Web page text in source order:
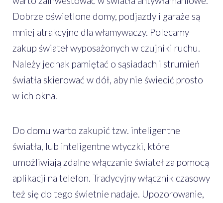
Dobrze oświetlone domy, podjazdy i garaże są
mniej atrakcyjne dla włamywaczy. Polecamy
zakup świateł wyposażonych w czujniki ruchu.
Należy jednak pamiętać o sąsiadach i strumień
światła skierować w dół, aby nie świecić prosto
w ich okna.
Do domu warto zakupić tzw. inteligentne
światła, lub inteligentne wtyczki, które
umożliwiają zdalne włączanie świateł za pomocą
aplikacji na telefon. Tradycyjny włącznik czasowy
też się do tego świetnie nadaje. Upozorowanie,